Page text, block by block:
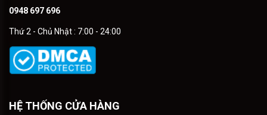
0948 697 696
Thứ 2 - Chủ Nhật : 7:00 - 24:00
HỆ THỐNG CỬA HÀNG